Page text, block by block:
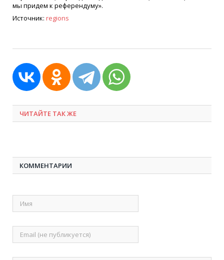
мы придем к референдуму».
Источник: regions
ЧИТАЙТЕ ТАК ЖЕ
КОММЕНТАРИИ